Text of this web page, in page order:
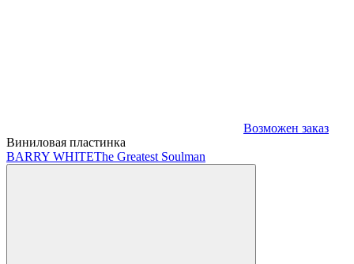
Возможен заказ
Виниловая пластинка
BARRY WHITEThe Greatest Soulman